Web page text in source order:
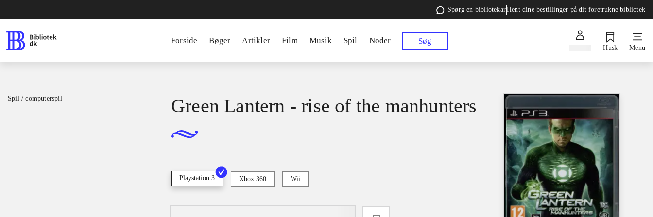
Spørg en bibliotekarHent dine bestillinger på dit foretrukne bibliotek
Forside Bøger Artikler Film Musik Spil Noder Søg
Husk Menu
Spil / computerspil Green Lantern - rise of the manhunters
Playstation 3 Xbox 360 Wii